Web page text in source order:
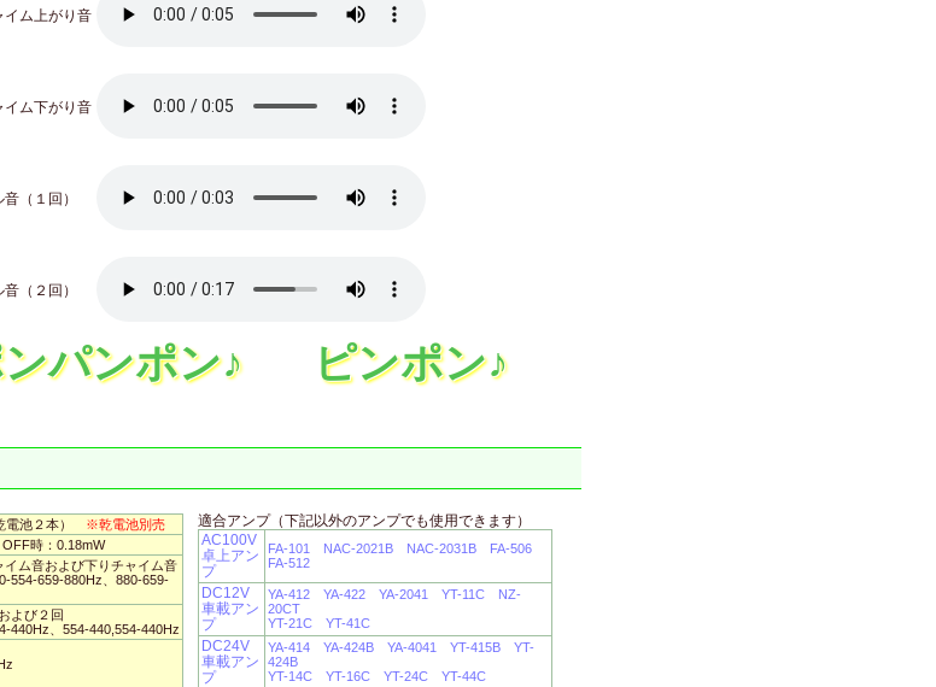
イム上がり音
イム下がり音
（１回）
（２回）
パンポン♪ ピンポン♪
電池２本）
※乾電池別売
時：0.18mW
イム音および下りチャイム音
554-659-880Hz、880-659-
よび２回
440Hz、554-440,554-440Hz
適合アンプ（下記以外のアンプでも使用できます）
AC100V
卓上アン
プ
FA-101 NAC-2021B NAC-2031B
FA-506
FA-512
DC12V
車載アン
プ
YA-412 YA-422 YA-2041 YT-11C
NZ-
20CT
YT-21C
YT-41C
DC24V
車載アン
プ
YA-414 YA-424B YA-4041 YT-415B
YT-
424B
YT-14C
YT-16C YT-24C
YT-44C